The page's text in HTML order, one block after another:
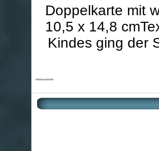
Doppelkarte mit
10,5 x 14,8
Kindes ging der
Weihnachtskarte - Geburt des Kindes